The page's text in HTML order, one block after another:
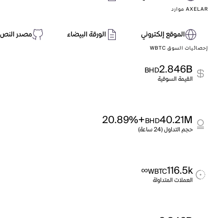
AXELAR موارد
الموقع إلكتروني الورقة البيضاء مصدر النص
إحصائيات السوق WBTC
2.846B
BHD
القيمة السوقية
40.21M
BHD
+20.89%
حجم التداول (24 ساعة)
116.5k
WBTC
∞
العملات المتداولة